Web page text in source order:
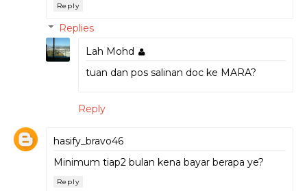
Reply
Replies
Lah Mohd
tuan dan pos salinan doc ke MARA?
Reply
hasify_bravo46
Minimum tiap2 bulan kena bayar berapa ye?
Reply